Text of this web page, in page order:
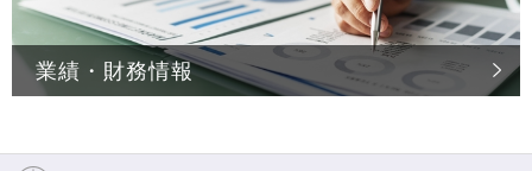
業績・財務情報